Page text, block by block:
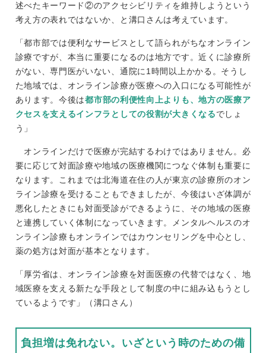
述べたキーワード②のアクセシビリティを維持しようという
考え方の表れではないか、と溝口さんは考えています。
「都市部では便利なサービスとして語られがちなオンライン
診療ですが、本当に重要になるのは地方です。近くに診療所
がない、専門医がいない、通院に1時間以上かかる。そうし
た地域では、オンライン診療が医療への入口になる可能性が
あります。今後は都市部の利便性向上よりも、地方の医療ア
クセスを支えるインフラとしての役割が大きくなるでしょ
う」
オンラインだけで医療が完結するわけではありません。必
要に応じて対面診療や地域の医療機関につなぐ体制も重要に
なります。これまでは北海道在住の人が東京の診療所のオン
ライン診療を受けることもできましたが、今後はいざ体調が
悪化したときにも対面受診ができるように、その地域の医療
と連携していく体制になっていきます。メンタルヘルスのオ
ンライン診療もオンラインではカウンセリングを中心とし、
薬の処方は対面が基本となります。
「厚労省は、オンライン診療を対面医療の代替ではなく、地
域医療を支える新たな手段として制度の中に組み込もうとし
ているようです」（溝口さん）
負担増は免れない。いざという時のための備